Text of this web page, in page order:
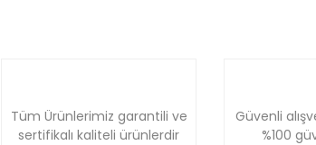
Tüm Ürünlerimiz garantili ve
sertifikalı kaliteli ürünlerdir
Güvenli
%100